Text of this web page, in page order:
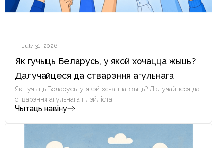
July 31, 2026
Як гучыць Беларусь, у якой хочацца жыць?
Далучайцеся да стварэння агульнага
плэйліста
Як гучыць Беларусь, у якой хочацца жыць? Далучайцеся да
стварэння агульнага плэйліста
Чытаць навіну